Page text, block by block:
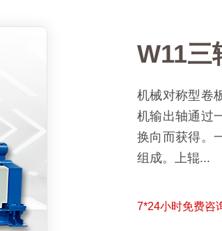
W11三
机械对称型卷
机输出轴通过
换向而获得。
组成。上辊...
7*24小时免费咨